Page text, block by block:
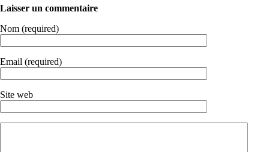
Laisser un commentaire
Nom (required)
Email (required)
Site web